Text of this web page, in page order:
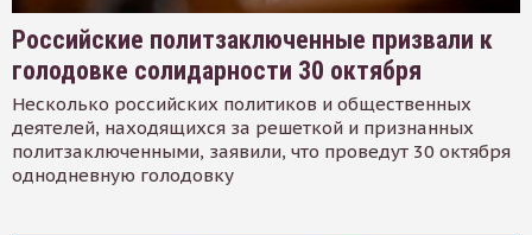
Российские политзаключенные призвали к
голодовке солидарности 30 октября
Несколько российских политиков и общественных
деятелей, находящихся за решеткой и признанных
политзаключенными, заявили, что проведут 30 октября
однодневную голодовку